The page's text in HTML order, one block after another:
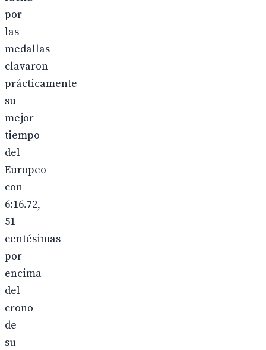
por
las
medallas
clavaron
prácticamente
su
mejor
tiempo
del
Europeo
con
6:16.72,
51
centésimas
por
encima
del
crono
de
su